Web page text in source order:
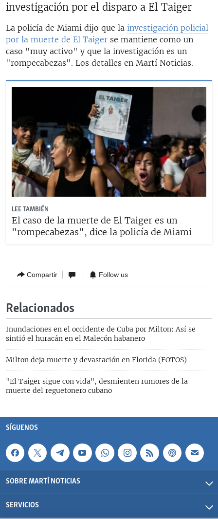
investigación por el disparo a El Taiger
La policía de Miami dijo que la investigación policial
por la muerte de El Taiger se mantiene como un
caso "muy activo" y que la investigación es un
"rompecabezas". Los detalles en Martí Noticias.
LEE TAMBIÉN
El caso de la muerte de El Taiger es un
"rompecabezas", dice la policía de Miami
Compartir Follow us
Relacionados
Inundaciones en el occidente de Cuba por Milton: Así se
sintió el huracán en el Malecón habanero
Milton deja muerte y devastación en Florida (FOTOS)
"El Taiger sigue con vida", desmienten rumores de la
muerte del reguetonero cubano
SÍGUENOS
SOBRE MARTÍ NOTICIAS
SERVICIOS